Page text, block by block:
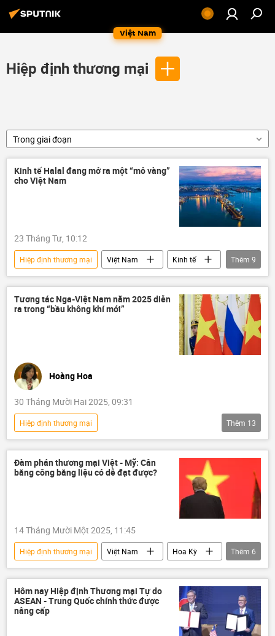
Việt Nam
Hiệp định thương mại
Trong giai đoạn
Kinh tế Halal đang mở ra một “mỏ vàng”
cho Việt Nam
23 Tháng Tư, 10:12
Hiệp định thương mại Việt Nam
Kinh tế
chiến lược phát triển kinh tế
tăng trưởng kinh tế
kinh tế thị trường
sản xuất
xuất khẩu
Thêm 9
Tương tác Nga-Việt Nam năm 2025 diễn
ra trong “bầu không khí mới”
Hoàng Hoa
30 Tháng Mười Hai 2025, 09:31
Hiệp định thương mại
Tổng kết 2025 và Dự báo 2026
Quan điểm-Ý kiến
chuyên gia
Tác giả
Việt Nam
Chính trị
Kinh tế
Thêm 13
Đàm phán thương mại Việt - Mỹ: Cân
bằng công bằng liệu có dễ đạt được?
14 Tháng Mười Một 2025, 11:45
Hiệp định thương mại Việt Nam
Hoa Kỳ
thương mại
quan hệ thương mại
cuộc chiến thương mại
thuế
ngoại giao
Kinh tế
Thêm 6
Hôm nay Hiệp định Thương mại Tự do
ASEAN - Trung Quốc chính thức được
nâng cấp